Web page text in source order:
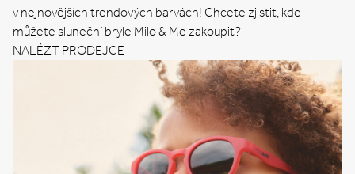
v nejnovějších trendových barvách! Chcete zjistit, kde
můžete sluneční brýle Milo & Me zakoupit?
NALÉZT PRODEJCE